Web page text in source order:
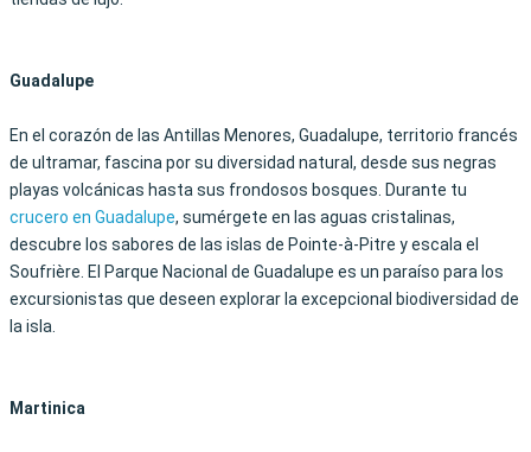
Guadalupe
En el corazón de las Antillas Menores, Guadalupe, territorio francés
de ultramar, fascina por su diversidad natural, desde sus negras
playas volcánicas hasta sus frondosos bosques. Durante tu
crucero en Guadalupe, sumérgete en las aguas cristalinas,
descubre los sabores de las islas de Pointe-à-Pitre y escala el
Soufrière. El Parque Nacional de Guadalupe es un paraíso para los
excursionistas que deseen explorar la excepcional biodiversidad de
la isla.
Martinica